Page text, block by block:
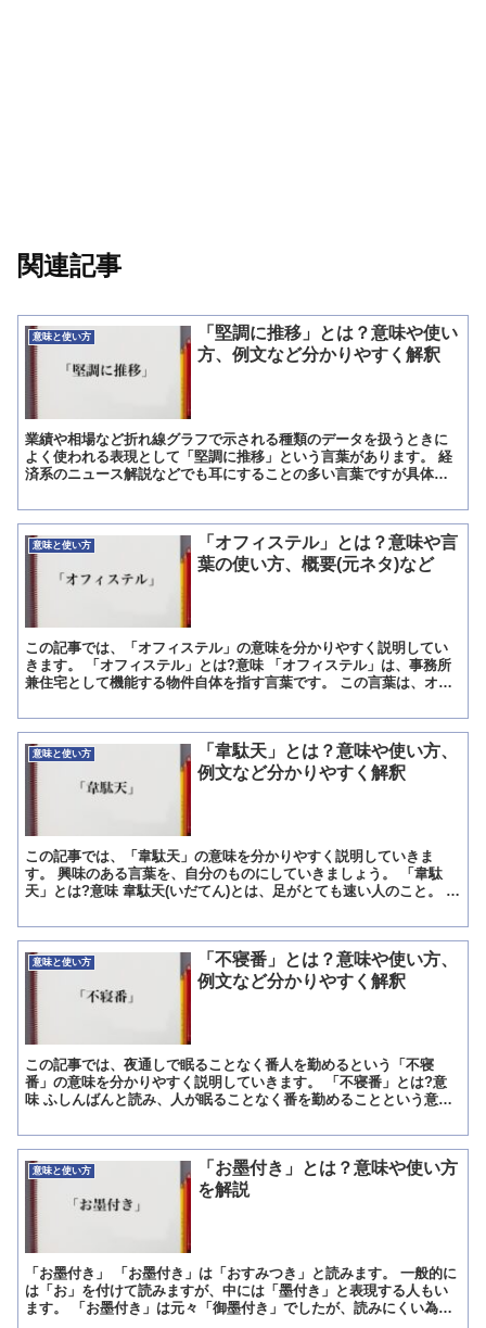
関連記事
意味と使い方
「堅調に推移」とは？意味や使い
方、例文など分かりやすく解釈
業績や相場など折れ線グラフで示される種類のデータを扱うときに
よく使われる表現として「堅調に推移」という言葉があります。 経
済系のニュース解説などでも耳にすることの多い言葉ですが具体的
意味と使い方
「オフィステル」とは？意味や言
葉の使い方、概要(元ネタ)など
この記事では、「オフィステル」の意味を分かりやすく説明してい
きます。 「オフィステル」とは?意味 「オフィステル」は、事務所
兼住宅として機能する物件自体を指す言葉です。 この言葉は、オフ
意味と使い方
「韋駄天」とは？意味や使い方、
例文など分かりやすく解釈
この記事では、「韋駄天」の意味を分かりやすく説明していきま
す。 興味のある言葉を、自分のものにしていきましょう。 「韋駄
天」とは?意味 韋駄天(いだてん)とは、足がとても速い人のこと。 丈
意味と使い方
「不寝番」とは？意味や使い方、
例文など分かりやすく解釈
この記事では、夜通しで眠ることなく番人を勤めるという「不寝
番」の意味を分かりやすく説明していきます。 「不寝番」とは?意
味 ふしんばんと読み、人が眠ることなく番を勤めることという意味
意味と使い方
「お墨付き」とは？意味や使い方
を解説
「お墨付き」 「お墨付き」は「おすみつき」と読みます。 一般的に
は「お」を付けて読みますが、中には「墨付き」と表現する人もい
ます。 「お墨付き」は元々「御墨付き」でしたが、読みにくい為に